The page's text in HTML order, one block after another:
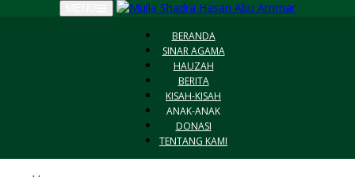
BERANDA
SINAR AGAMA
HAUZAH
BERITA
KISAH-KISAH
ANAK-ANAK
DONASI
TENTANG KAMI